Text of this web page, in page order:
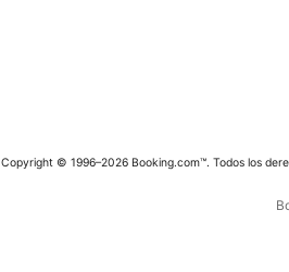
Copyright © 1996–2026 Booking.com™. Todos los